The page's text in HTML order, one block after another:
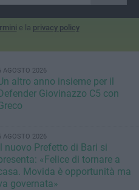
e la privacy policy
AGOSTO 2026
altro anno insieme per il
Giovinazzo C5 con
AGOSTO 2026
nuovo Prefetto di Bari si
«Felice di tornare a
Movida è opportunità ma
governata»